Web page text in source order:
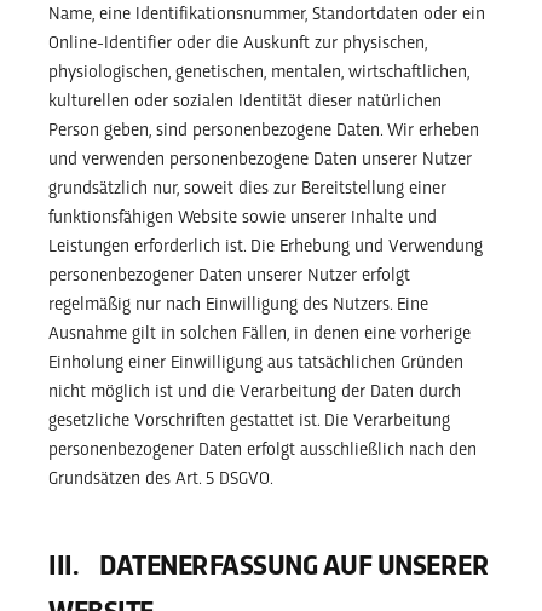
Name, eine Identifikationsnummer, Standortdaten oder ein
Online-Identifier oder die Auskunft zur physischen,
physiologischen, genetischen, mentalen, wirtschaftlichen,
kulturellen oder sozialen Identität dieser natürlichen
Person geben, sind personenbezogene Daten. Wir erheben
und verwenden personenbezogene Daten unserer Nutzer
grundsätzlich nur, soweit dies zur Bereitstellung einer
funktionsfähigen Website sowie unserer Inhalte und
Leistungen erforderlich ist. Die Erhebung und Verwendung
personenbezogener Daten unserer Nutzer erfolgt
regelmäßig nur nach Einwilligung des Nutzers. Eine
Ausnahme gilt in solchen Fällen, in denen eine vorherige
Einholung einer Einwilligung aus tatsächlichen Gründen
nicht möglich ist und die Verarbeitung der Daten durch
gesetzliche Vorschriften gestattet ist. Die Verarbeitung
personenbezogener Daten erfolgt ausschließlich nach den
Grundsätzen des Art. 5 DSGVO.
III. DATENERFASSUNG AUF UNSERER